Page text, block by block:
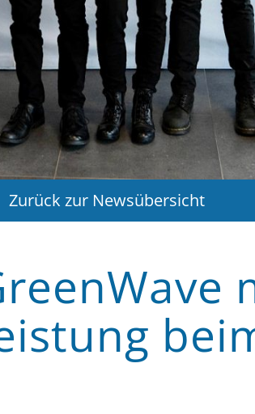
Zurück zur Newsübersicht